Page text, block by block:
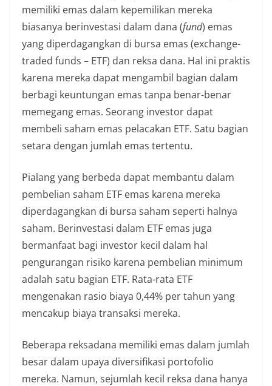
memiliki emas dalam kepemilikan mereka
biasanya berinvestasi dalam dana (fund) emas
yang diperdagangkan di bursa emas (exchange-
traded funds – ETF) dan reksa dana. Hal ini praktis
karena mereka dapat mengambil bagian dalam
berbagi keuntungan emas tanpa benar-benar
memegang emas. Seorang investor dapat
membeli saham emas pelacakan ETF. Satu bagian
setara dengan jumlah emas tertentu.
Pialang yang berbeda dapat membantu dalam
pembelian saham ETF emas karena mereka
diperdagangkan di bursa saham seperti halnya
saham. Berinvestasi dalam ETF emas juga
bermanfaat bagi investor kecil dalam hal
pengurangan risiko karena pembelian minimum
adalah satu bagian ETF. Rata-rata ETF
mengenakan rasio biaya 0,44% per tahun yang
mencakup biaya transaksi mereka.
Beberapa reksadana memiliki emas dalam jumlah
besar dalam upaya diversifikasi portofolio
mereka. Namun, sejumlah kecil reksa dana hanya